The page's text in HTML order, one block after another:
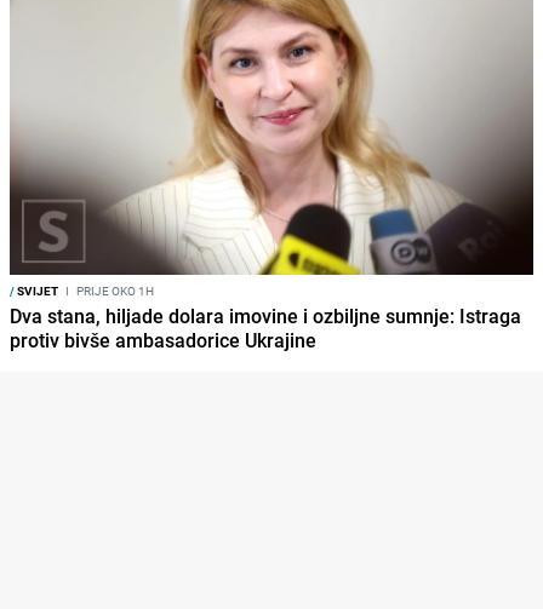
/SVIJET I PRIJE OKO 1H
Dva stana, hiljade dolara imovine i ozbiljne sumnje: Istraga
protiv bivše ambasadorice Ukrajine